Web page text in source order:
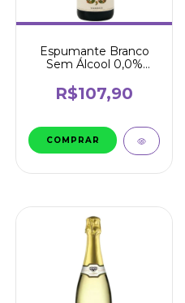
Espumante Branco
Sem Álcool 0,0%
R$107,90